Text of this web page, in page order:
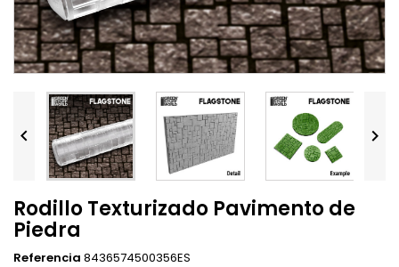
 
Rodillo Texturizado Pavimento de
Piedra
Referencia 8436574500356ES